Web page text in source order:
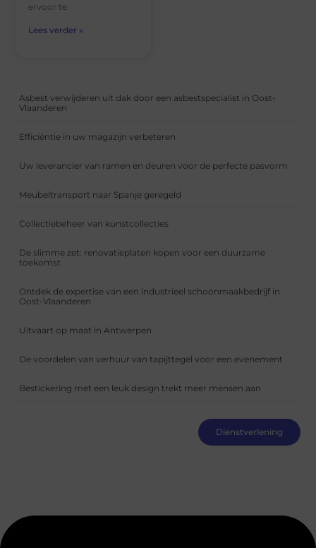
ervoor te
Lees verder »
Asbest verwijderen uit dak door een asbestspecialist in Oost-
Vlaanderen
Efficiëntie in uw magazijn verbeteren
Uw leverancier van ramen en deuren voor de perfecte pasvorm
Meubeltransport naar Spanje geregeld
Collectiebeheer van kunstcollecties
De slimme zet: renovatieplaten kopen voor een duurzame
toekomst
Ontdek de expertise van een industrieel schoonmaakbedrijf in
Oost-Vlaanderen
Uitvaart op maat in Antwerpen
De voordelen van verhuur van tapijttegel voor een evenement
Bestickering met een leuk design trekt meer mensen aan
Dienstverlening